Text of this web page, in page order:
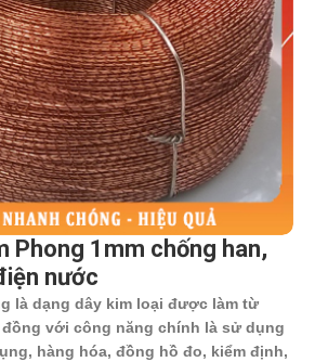
Phong 1mm chống han,
nước
là dạng dây kim loại được làm từ
với công năng chính là sử dụng
hàng hóa, đồng hồ đo, kiểm định,